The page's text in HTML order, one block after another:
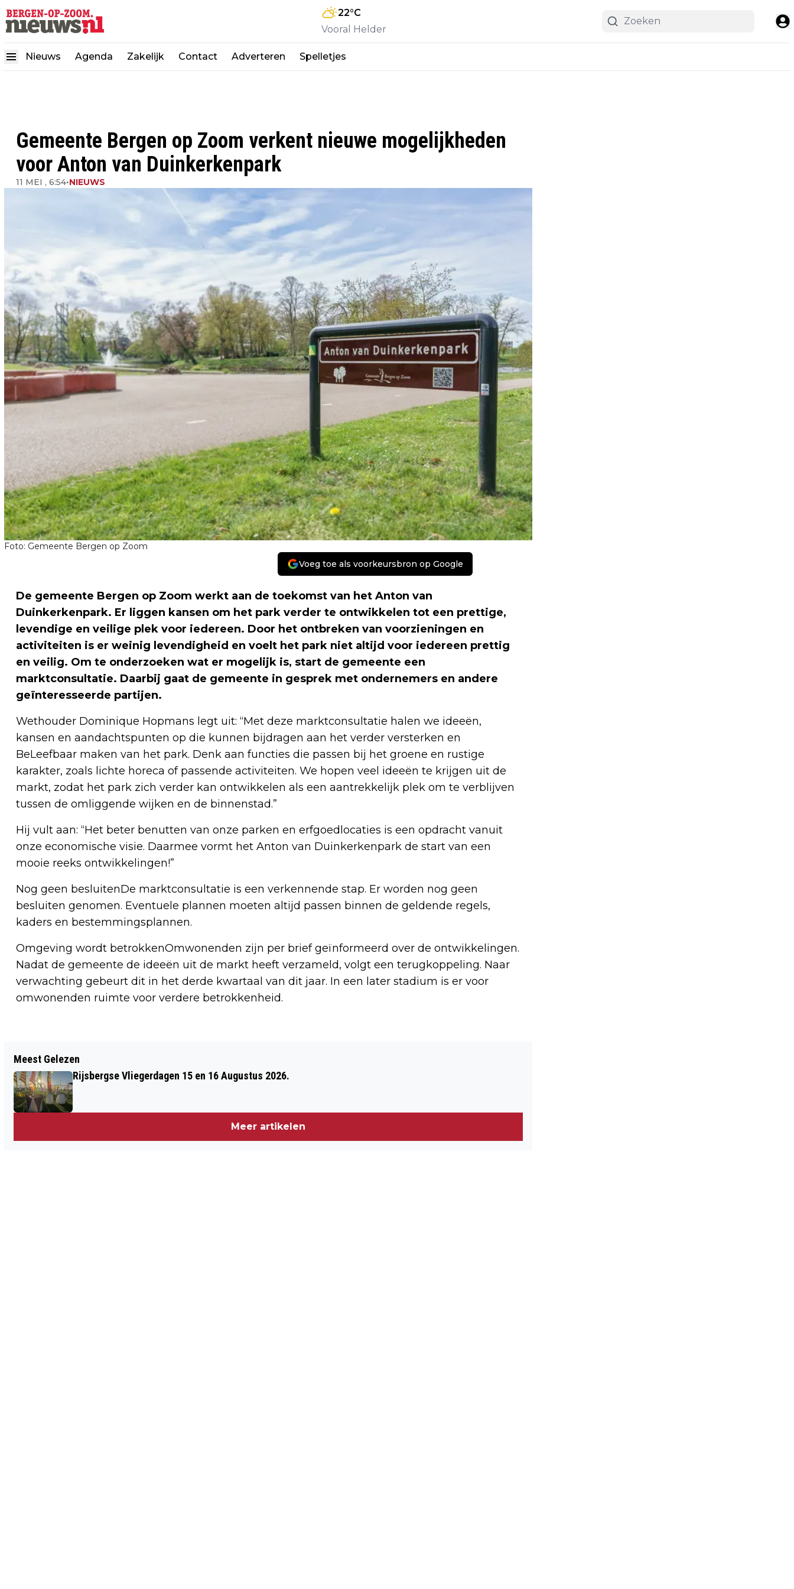
22°C
Vooral Helder
Nieuws Agenda Zakelijk Contact Adverteren Spelletjes
Gemeente Bergen op Zoom verkent nieuwe mogelijkheden
voor Anton van Duinkerkenpark
11 MEI , 6:54•NIEUWS
Foto: Gemeente Bergen op Zoom
Voeg toe als voorkeursbron op Google
De gemeente Bergen op Zoom werkt aan de toekomst van het Anton van
Duinkerkenpark. Er liggen kansen om het park verder te ontwikkelen tot een prettige,
levendige en veilige plek voor iedereen. Door het ontbreken van voorzieningen en
activiteiten is er weinig levendigheid en voelt het park niet altijd voor iedereen prettig
en veilig. Om te onderzoeken wat er mogelijk is, start de gemeente een
marktconsultatie. Daarbij gaat de gemeente in gesprek met ondernemers en andere
geïnteresseerde partijen.
Wethouder Dominique Hopmans legt uit: “Met deze marktconsultatie halen we ideeën,
kansen en aandachtspunten op die kunnen bijdragen aan het verder versterken en
BeLeefbaar maken van het park. Denk aan functies die passen bij het groene en rustige
karakter, zoals lichte horeca of passende activiteiten. We hopen veel ideeën te krijgen uit de
markt, zodat het park zich verder kan ontwikkelen als een aantrekkelijk plek om te verblijven
tussen de omliggende wijken en de binnenstad.”
Hij vult aan: “Het beter benutten van onze parken en erfgoedlocaties is een opdracht vanuit
onze economische visie. Daarmee vormt het Anton van Duinkerkenpark de start van een
mooie reeks ontwikkelingen!”
Nog geen besluitenDe marktconsultatie is een verkennende stap. Er worden nog geen
besluiten genomen. Eventuele plannen moeten altijd passen binnen de geldende regels,
kaders en bestemmingsplannen.
Omgeving wordt betrokkenOmwonenden zijn per brief geïnformeerd over de ontwikkelingen.
Nadat de gemeente de ideeën uit de markt heeft verzameld, volgt een terugkoppeling. Naar
verwachting gebeurt dit in het derde kwartaal van dit jaar. In een later stadium is er voor
omwonenden ruimte voor verdere betrokkenheid.
DAG VAN DE BEROERTE IN THOLEN EN
FIJNAART
PODIUM KLOOSTERHOF IN HOOGERHEIDE
Meest Gelezen
Rijsbergse Vliegerdagen 15 en 16 Augustus 2026.
Meer artikelen